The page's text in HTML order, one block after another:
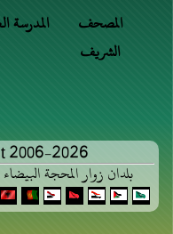
المدرسة
المصحف
الشريف
2006-2026
بلدان زوار المحجة